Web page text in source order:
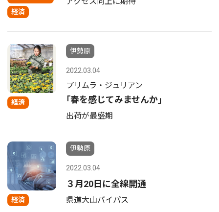
経済
経済
伊勢原
2022.03.04
プリムラ・ジュリアン
｢春を感じてみませんか｣
出荷が最盛期
経済
伊勢原
2022.03.04
３月20日に全線開通
県道大山バイパス